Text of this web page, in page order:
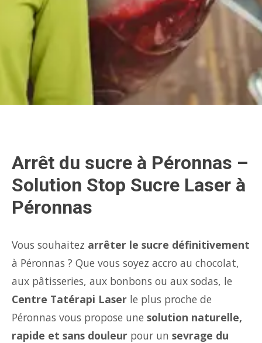
Arrêt du sucre à Péronnas –
Solution Stop Sucre Laser à
Péronnas
Vous souhaitez arrêter le sucre définitivement
à Péronnas ? Que vous soyez accro au chocolat,
aux pâtisseries, aux bonbons ou aux sodas, le
Centre Tatérapi Laser le plus proche de
Péronnas vous propose une solution naturelle,
rapide et sans douleur pour un sevrage du